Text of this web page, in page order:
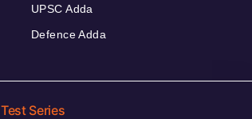
UPSC Adda
Defence Adda
Test Series